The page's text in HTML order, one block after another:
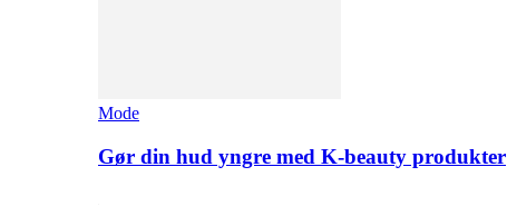
Mode
Gør din hud yngre med K-beauty produkter